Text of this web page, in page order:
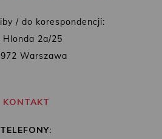
/ do korespondencji:
Hlonda 2a/25
Warszawa
KONTAKT
TELEFONY: